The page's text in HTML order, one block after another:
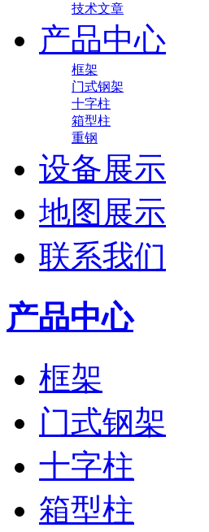
技术文章
产品中心
框架
门式钢架
十字柱
箱型柱
重钢
设备展示
地图展示
联系我们
产品中心
框架
门式钢架
十字柱
箱型柱